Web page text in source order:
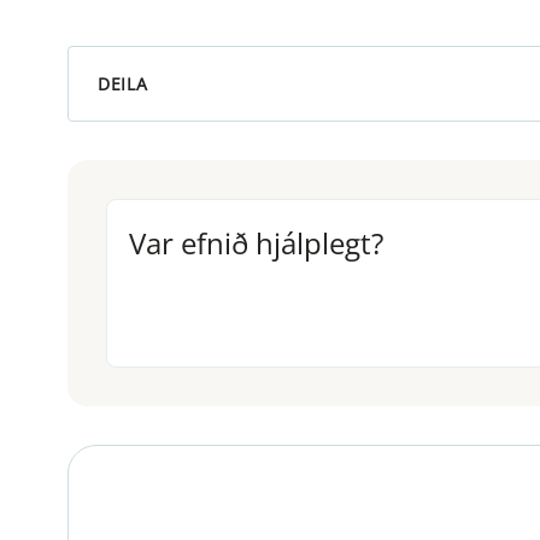
DEILA
Var efnið hjálplegt?
Var efnið hjálplegt?